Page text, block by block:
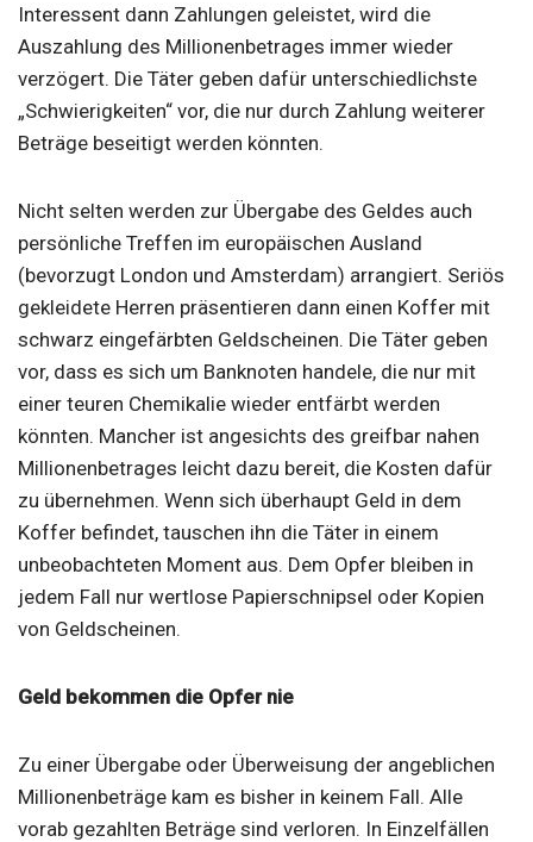
Interessent dann Zahlungen geleistet, wird die
Auszahlung des Millionenbetrages immer wieder
verzögert. Die Täter geben dafür unterschiedlichste
„Schwierigkeiten“ vor, die nur durch Zahlung weiterer
Beträge beseitigt werden könnten.
Nicht selten werden zur Übergabe des Geldes auch
persönliche Treffen im europäischen Ausland
(bevorzugt London und Amsterdam) arrangiert. Seriös
gekleidete Herren präsentieren dann einen Koffer mit
schwarz eingefärbten Geldscheinen. Die Täter geben
vor, dass es sich um Banknoten handele, die nur mit
einer teuren Chemikalie wieder entfärbt werden
könnten. Mancher ist angesichts des greifbar nahen
Millionenbetrages leicht dazu bereit, die Kosten dafür
zu übernehmen. Wenn sich überhaupt Geld in dem
Koffer befindet, tauschen ihn die Täter in einem
unbeobachteten Moment aus. Dem Opfer bleiben in
jedem Fall nur wertlose Papierschnipsel oder Kopien
von Geldscheinen.
Geld bekommen die Opfer nie
Zu einer Übergabe oder Überweisung der angeblichen
Millionenbeträge kam es bisher in keinem Fall. Alle
vorab gezahlten Beträge sind verloren. In Einzelfällen